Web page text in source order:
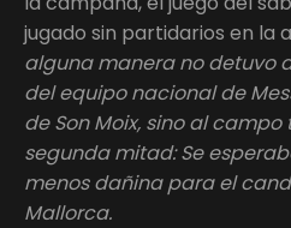
jugado sin partidarios en la
alguna manera no detuvo
del equipo nacional de
de Son Moix, sino al
segunda mitad: Se
menos dañina para el
Mallorca.